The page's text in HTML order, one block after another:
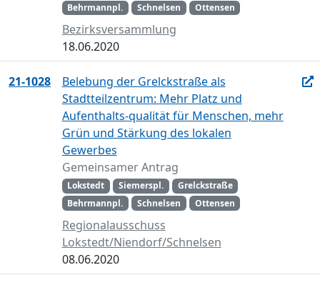
Behrmannpl.
Schnelsen Ottensen
Bezirksversammlung
18.06.2020
21-1028
Belebung der Grelckstraße als
Stadtteilzentrum: Mehr Platz und
Aufenthalts-qualität für Menschen, mehr
Grün und Stärkung des lokalen
Gewerbes
Gemeinsamer Antrag
Lokstedt Siemerspl.
Grelckstraße
Behrmannpl.
Schnelsen Ottensen
Regionalausschuss
Lokstedt/Niendorf/Schnelsen
08.06.2020